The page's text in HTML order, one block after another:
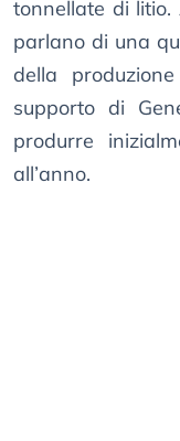
tonnellate di litio.
parlano di una
della
supporto di
produrre
all’anno.